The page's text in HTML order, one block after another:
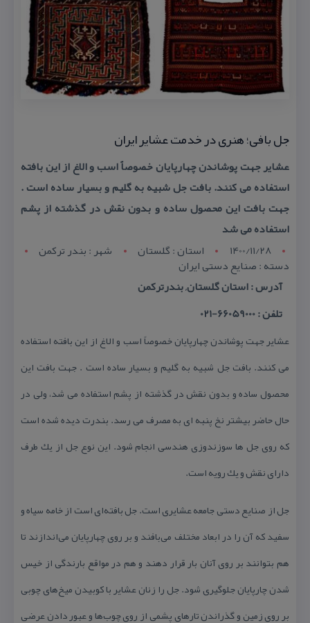
جل بافی؛ هنری در خدمت عشایر ایران
عشایر جهت پوشاندن چهارپایان خصوصاً اسب و الاغ از این بافته
استفاده می كنند. بافت جل شبیه به گلیم و بسیار ساده است .
جهت بافت این محصول ساده و بدون نقش در گذشته از پشم
استفاده می شد
1400/11/28
استان : گلستان شهر : بندر ترکمن
دسته : صنایع دستی ایران
آدرس : استان گلستان, بندرتركمن
تلفن : 66059000-021
عشایر جهت پوشاندن چهارپایان خصوصاً اسب و الاغ از این بافته استفاده
می كنند. بافت جل شبیه به گلیم و بسیار ساده است . جهت بافت این
محصول ساده و بدون نقش در گذشته از پشم استفاده می شد، ولی در
حال حاضر بیشتر نخ پنبه ای به مصرف می رسد. بندرت دیده شده است
كه روی جل ها سوزندوزی هندسی انجام شود. این نوع جل از یك طرف
دارای نقش و یك رویه است.
جل از صنایع دستی جامعه عشایری است. جل بافته‌ای است از خامه سیاه و
سفید كه آن را در ابعاد مختلف می‌بافند و بر روی چهارپایان می‌اندازند تا
هم بتوانند بر روی آنان بار قرار دهند و هم در مواقع بارندگی از خیس
شدن چارپایان جلوگیری شود. جل را زنان عشایر با كوبیدن میخ‌های چوبی
بر روی زمین و گذراندن تارهای پشمی از روی چوب‌ها و عبور دادن عرضی